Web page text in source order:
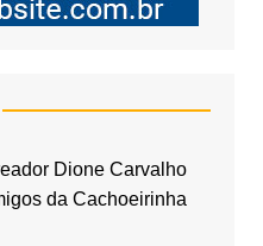
Dione Carvalho
da Cachoeirinha